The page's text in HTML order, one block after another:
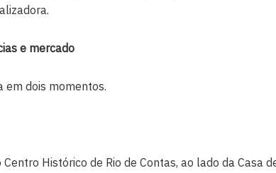
e mercado
em dois momentos.
Histórico de Rio de Contas, ao lado da Casa